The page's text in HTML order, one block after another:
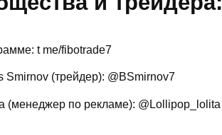
t me/fibotrade7
Smirnov (трейдер): @BSmirnov7
(менеджер по рекламе): @Lollipop_lolita